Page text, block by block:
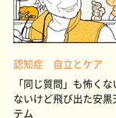
認知症 自立とケア
「同じ質問」も怖く
ないけど飛び出た安黒
テム